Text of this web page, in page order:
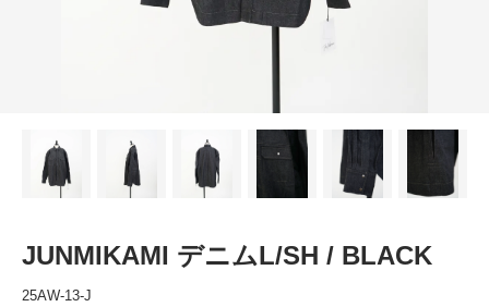
JUNMIKAMI デニムL/SH / BLACK
25AW-13-J